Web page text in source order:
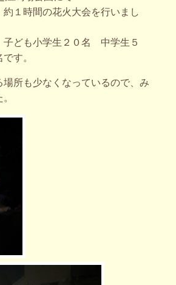
１時間の花火大会を行いまし
ども小学生２０名 中学生５
す。
所も少なくなっているので、み